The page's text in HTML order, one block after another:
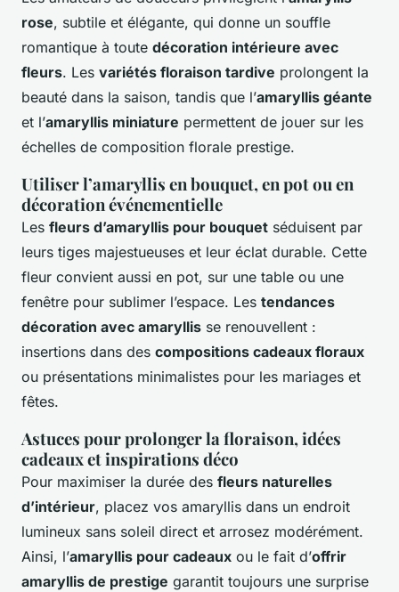
rose, subtile et élégante, qui donne un souffle
romantique à toute décoration intérieure avec
fleurs. Les variétés floraison tardive prolongent la
beauté dans la saison, tandis que l’amaryllis géante
et l’amaryllis miniature permettent de jouer sur les
échelles de composition florale prestige.
Utiliser l’amaryllis en bouquet, en pot ou en
décoration événementielle
Les fleurs d’amaryllis pour bouquet séduisent par
leurs tiges majestueuses et leur éclat durable. Cette
fleur convient aussi en pot, sur une table ou une
fenêtre pour sublimer l’espace. Les tendances
décoration avec amaryllis se renouvellent :
insertions dans des compositions cadeaux floraux
ou présentations minimalistes pour les mariages et
fêtes.
Astuces pour prolonger la floraison, idées
cadeaux et inspirations déco
Pour maximiser la durée des fleurs naturelles
d’intérieur, placez vos amaryllis dans un endroit
lumineux sans soleil direct et arrosez modérément.
Ainsi, l’amaryllis pour cadeaux ou le fait d’offrir
amaryllis de prestige garantit toujours une surprise